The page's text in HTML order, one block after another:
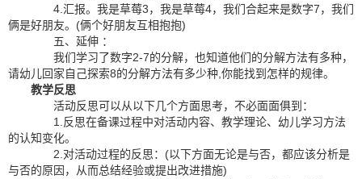
4.汇报。我是草莓3，我是草莓4，我们合起来是数字7，我们
俩是好朋友。(俩个好朋友互相抱抱)
五、延伸 ：
我们学习了数字2-7的分解，也知道他们的分解方法有多种，
请幼儿回家自己探索8的分解方法有多少种,你能找到怎样的规律。
教学反思
活动反思可以从以下几个方面思考，不必面面俱到：
1.反思在备课过程中对活动内容、教学理论、幼儿学习方法
的认知变化。
2.对活动过程的反思：(以下方面无论是与否，都应该分析是
与否的原因，从而总结经验或提出改进措施)